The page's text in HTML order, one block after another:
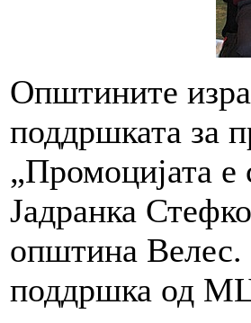
Општините
поддршката за
„Промоцијата е
Јадранка
општина Велес.
поддршка од